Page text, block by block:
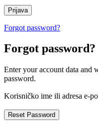
Forgot password?
Forgot password?
Enter your account data and
password.
Korisničko ime ili adresa e-